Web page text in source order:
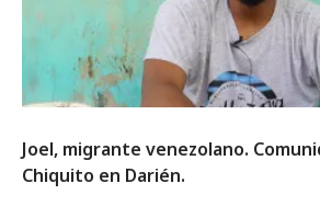
Joel, migrante venezolano.
Chiquito en Darién.